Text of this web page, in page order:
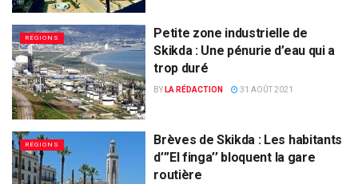
RÉGIONS
Petite zone industrielle de
Skikda : Une pénurie d’eau qui a
trop duré
BY LA RÉDACTION 31 AOÛT 2021
RÉGIONS
Brèves de Skikda : Les habitants
d’’’El finga’’ bloquent la gare
routière